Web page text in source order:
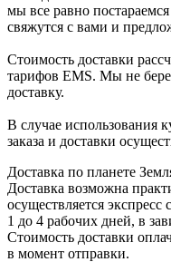
мы все равно
свяжутся с вами и
Стоимость доставки
тарифов ЕМS. Мы не
доставку.
В случае использования
заказа и доставки
Доставка по планете
Доставка возможна
осуществляется
1 до 4 рабочих дней, в
Стоимость доставки
в момент отправки.